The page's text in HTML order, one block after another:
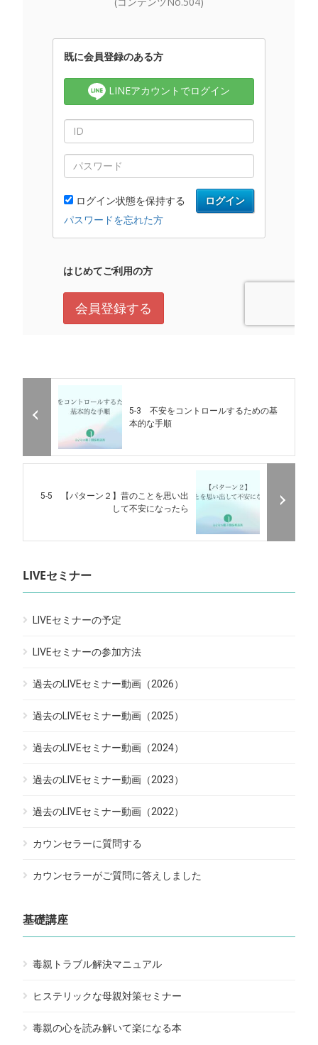
5-3 不安をコントロールするための基
本的な手順
5-5 【パターン２】昔のことを思い出
して不安になったら
LIVEセミナー
LIVEセミナーの予定
LIVEセミナーの参加方法
過去のLIVEセミナー動画（2026）
過去のLIVEセミナー動画（2025）
過去のLIVEセミナー動画（2024）
過去のLIVEセミナー動画（2023）
過去のLIVEセミナー動画（2022）
カウンセラーに質問する
カウンセラーがご質問に答えしました
基礎講座
毒親トラブル解決マニュアル
ヒステリックな母親対策セミナー
毒親の心を読み解いて楽になる本